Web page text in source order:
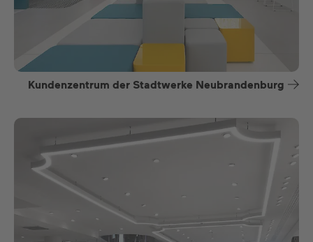
Kundenzentrum der Stadtwerke Neubrandenburg